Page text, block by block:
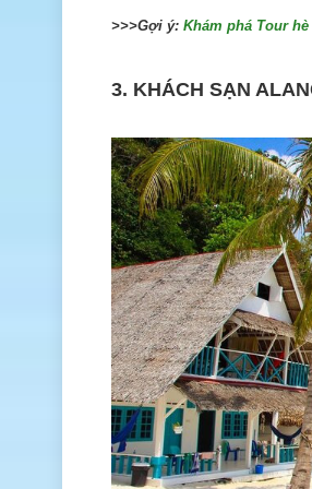
>>>Gợi ý: Khám phá Tour
3. KHÁCH SẠN